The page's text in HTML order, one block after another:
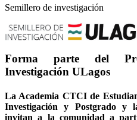
Semillero de investigación
Forma parte del
Investigación ULagos
La Academia CTCI de
Investigación y Postgrado y
invitan a la comunidad a